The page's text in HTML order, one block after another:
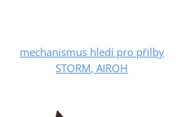
mechanismus hledí pro přilby
STORM, AIROH